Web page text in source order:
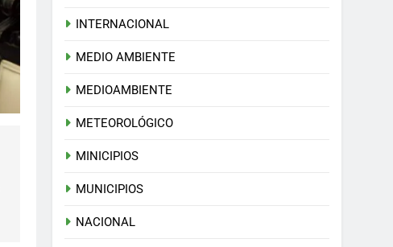
INTERNACIONAL
MEDIO AMBIENTE
MEDIOAMBIENTE
METEOROLÓGICO
MINICIPIOS
MUNICIPIOS
NACIONAL